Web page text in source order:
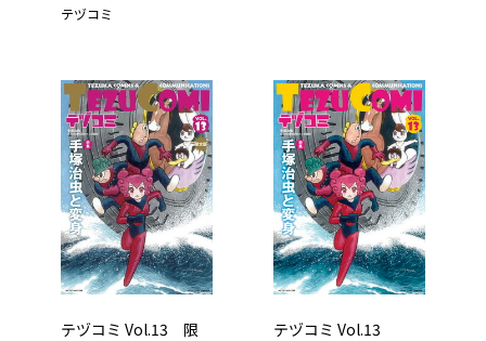
テヅコミ
テヅコミ Vol.13 限
テヅコミ Vol.13